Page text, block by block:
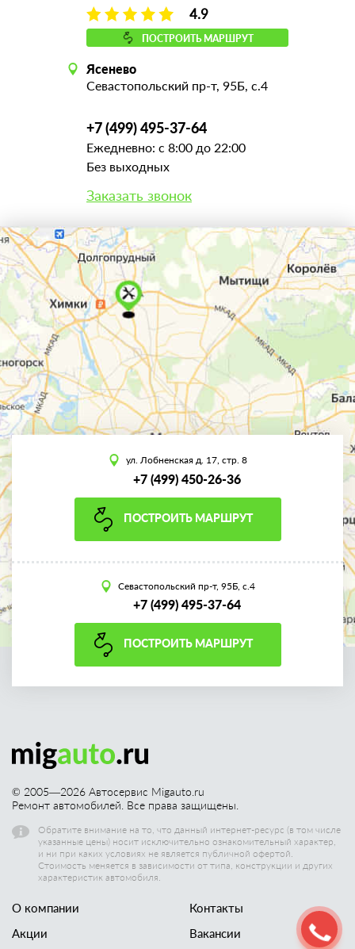
4.9
ПОСТРОИТЬ МАРШРУТ
Ясенево
Севастопольский пр-т, 95Б, с.4
+7 (499) 495-37-64
Ежедневно: с 8:00 до 22:00
Без выходных
Заказать звонок
ул. Лобненская д. 17, стр. 8
+7 (499) 450-26-36
ПОСТРОИТЬ МАРШРУТ
Севастопольский пр-т, 95Б, с.4
+7 (499) 495-37-64
ПОСТРОИТЬ МАРШРУТ
© 2005—2026 Автосервис Migauto.ru
Ремонт автомобилей. Все права защищены.
Обратите внимание на то, что данный интернет-ресурс (в том числе
указанные цены) носит исключительно ознакомительный характер,
и ни при каких условиях не является публичной офертой.
Стоимость меняется в зависимости от типа, конструкции и других
характеристик автомобиля.
О компании
Акции
Контакты
Вакансии